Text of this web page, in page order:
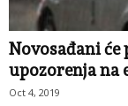
Novosađani
upozorenja na
Oct 4, 2019